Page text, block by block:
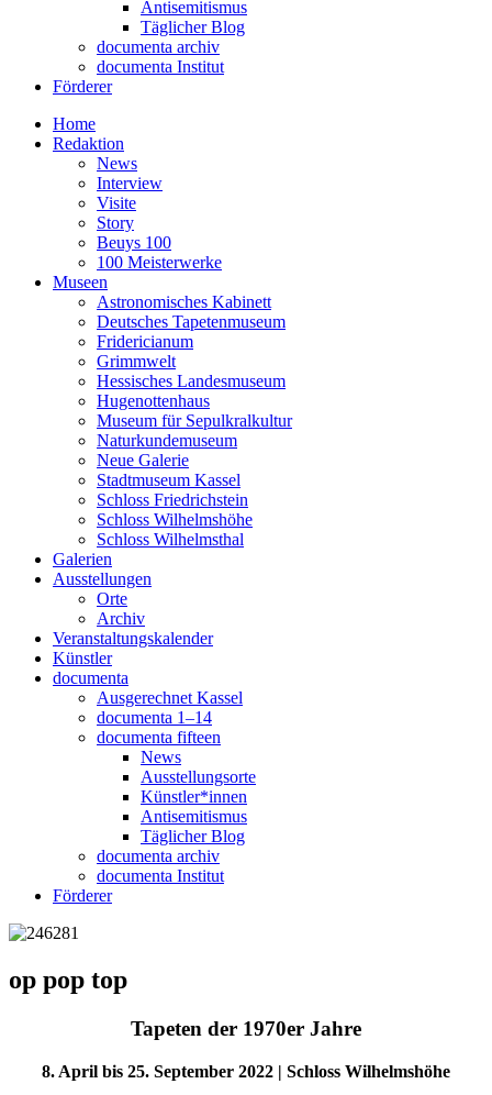
Antisemitismus
Täglicher Blog
documenta archiv
documenta Institut
Förderer
Home
Redaktion
News
Interview
Visite
Story
Beuys 100
100 Meisterwerke
Museen
Astronomisches Kabinett
Deutsches Tapetenmuseum
Fridericianum
Grimmwelt
Hessisches Landesmuseum
Hugenottenhaus
Museum für Sepulkralkultur
Naturkundemuseum
Neue Galerie
Stadtmuseum Kassel
Schloss Friedrichstein
Schloss Wilhelmshöhe
Schloss Wilhelmsthal
Galerien
Ausstellungen
Orte
Archiv
Veranstaltungskalender
Künstler
documenta
Ausgerechnet Kassel
documenta 1–14
documenta fifteen
News
Ausstellungsorte
Künstler*innen
Antisemitismus
Täglicher Blog
documenta archiv
documenta Institut
Förderer
op pop top
Tapeten der 1970er Jahre
8. April bis 25. Sep­tem­ber 2022 | Schloss Wilhelmshöhe